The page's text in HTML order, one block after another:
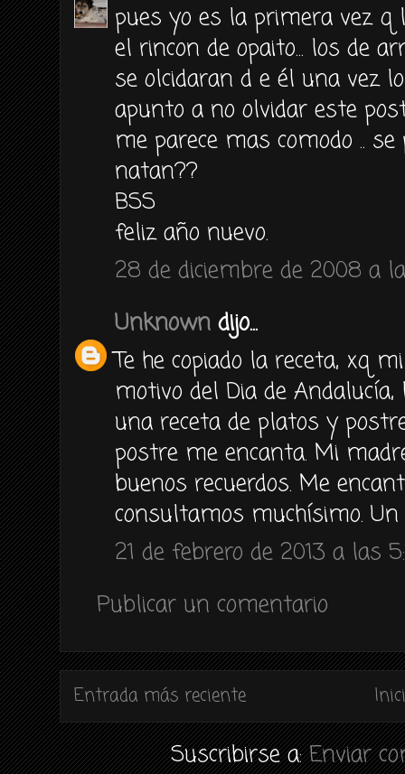
pues yo es la primera vez q
el rincon de opaito... los de
se olcidaran d e él una vez
apunto a no olvidar este
me parece mas comodo ..
natan??
BSS
feliz año nuevo.
28 de diciembre de 2008 a
Unknown dijo...
Te he copiado la receta, xq
motivo del Dia de
una receta de platos y
postre me encanta. Mi
buenos recuerdos. Me
consultamos muchísimo. Un
21 de febrero de 2013 a las
Publicar un comentario
Entrada más reciente
Suscribirse a:Enviar